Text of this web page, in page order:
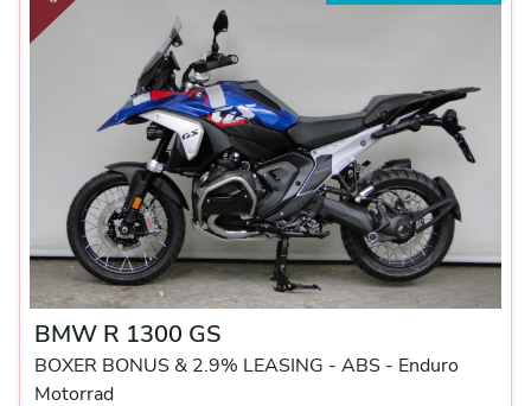
BMW R 1300 GS
BOXER BONUS & 2.9% LEASING - ABS - Enduro
Motorrad